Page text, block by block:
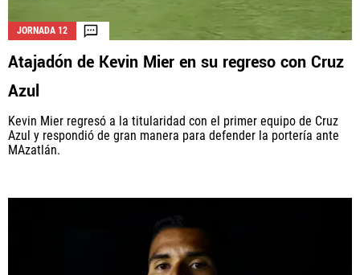
JORNADA 12
Atajadón de Kevin Mier en su regreso con Cruz
Azul
Kevin Mier regresó a la titularidad con el primer equipo de Cruz
Azul y respondió de gran manera para defender la portería ante
MAzatlán.